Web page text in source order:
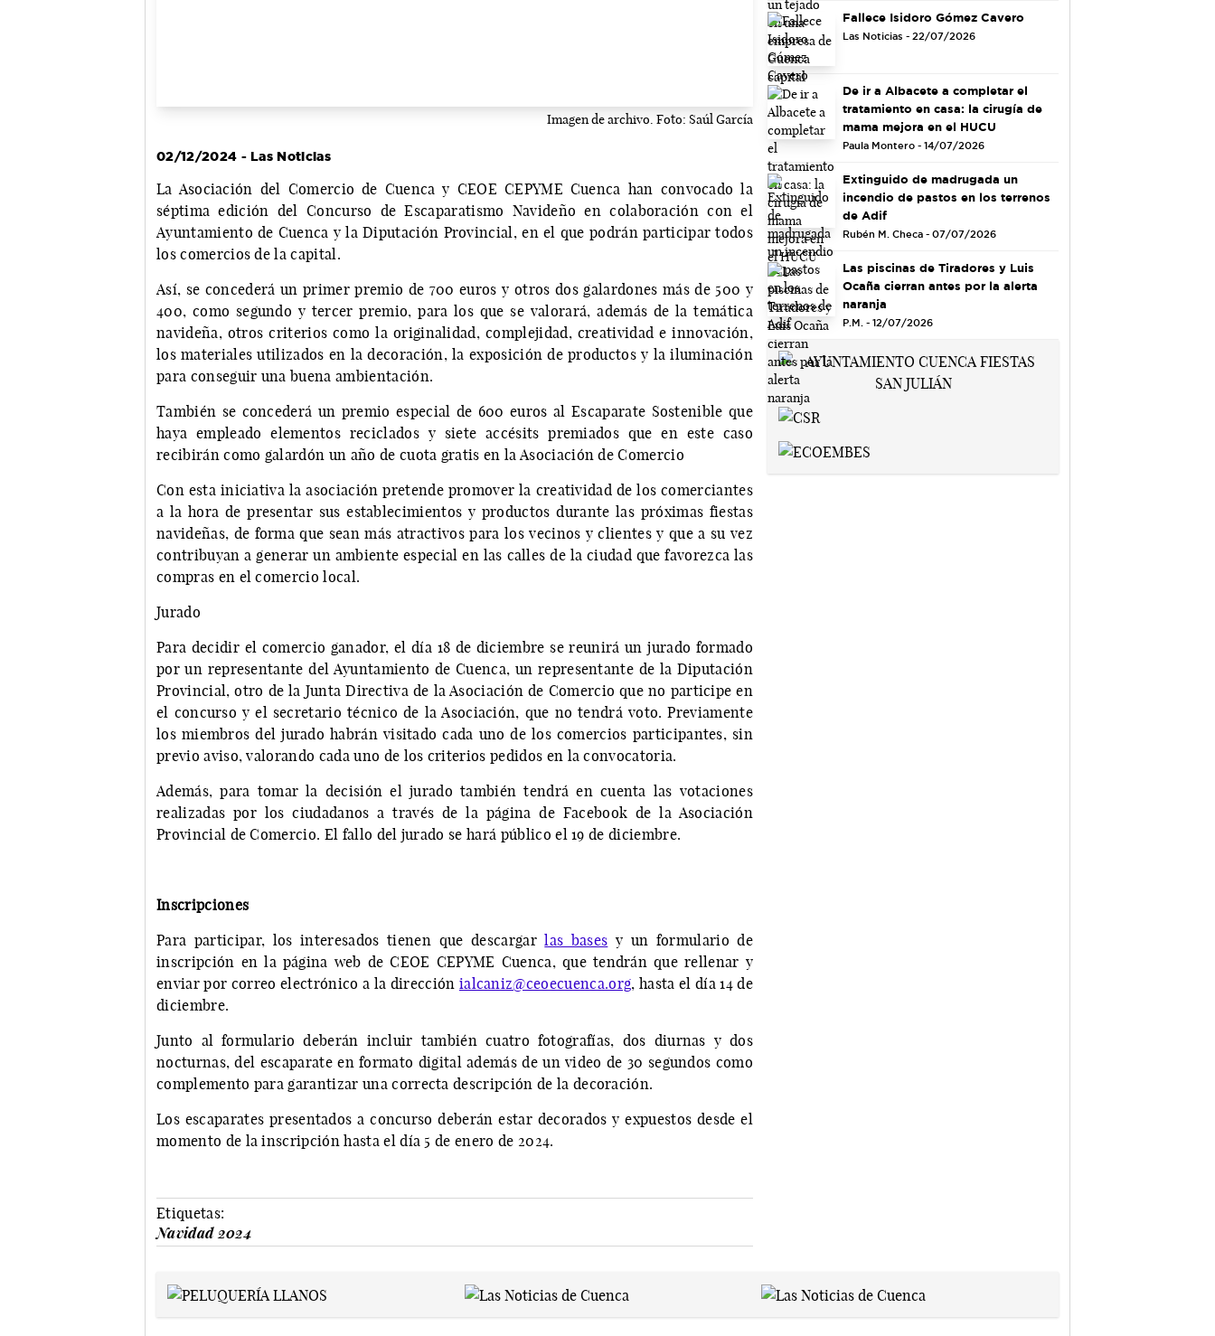
Imagen de archivo. Foto: Saúl García
02/12/2024 - Las Noticias
La Asociación del Comercio de Cuenca y CEOE CEPYME Cuenca han convocado la
séptima edición del Concurso de Escaparatismo Navideño en colaboración con el
Ayuntamiento de Cuenca y la Diputación Provincial, en el que podrán participar todos
los comercios de la capital.
Así, se concederá un primer premio de 700 euros y otros dos galardones más de 500 y
400, como segundo y tercer premio, para los que se valorará, además de la temática
navideña, otros criterios como la originalidad, complejidad, creatividad e innovación,
los materiales utilizados en la decoración, la exposición de productos y la iluminación
para conseguir una buena ambientación.
También se concederá un premio especial de 600 euros al Escaparate Sostenible que
haya empleado elementos reciclados y siete accésits premiados que en este caso
recibirán como galardón un año de cuota gratis en la Asociación de Comercio
Con esta iniciativa la asociación pretende promover la creatividad de los comerciantes
a la hora de presentar sus establecimientos y productos durante las próximas fiestas
navideñas, de forma que sean más atractivos para los vecinos y clientes y que a su vez
contribuyan a generar un ambiente especial en las calles de la ciudad que favorezca las
compras en el comercio local.
Jurado
Para decidir el comercio ganador, el día 18 de diciembre se reunirá un jurado formado
por un representante del Ayuntamiento de Cuenca, un representante de la Diputación
Provincial, otro de la Junta Directiva de la Asociación de Comercio que no participe en
el concurso y el secretario técnico de la Asociación, que no tendrá voto. Previamente
los miembros del jurado habrán visitado cada uno de los comercios participantes, sin
previo aviso, valorando cada uno de los criterios pedidos en la convocatoria.
Además, para tomar la decisión el jurado también tendrá en cuenta las votaciones
realizadas por los ciudadanos a través de la página de Facebook de la Asociación
Provincial de Comercio. El fallo del jurado se hará público el 19 de diciembre.
Inscripciones
Para participar, los interesados tienen que descargarlas bases y un formulario de
inscripción en la página web de CEOE CEPYME Cuenca, que tendrán que rellenar y
enviar por correo electrónico a la dirección ialcaniz@ceoecuenca.org, hasta el día 14 de
diciembre.
Junto al formulario deberán incluir también cuatro fotografías, dos diurnas y dos
nocturnas, del escaparate en formato digital además de un video de 30 segundos como
complemento para garantizar una correcta descripción de la decoración.
Los escaparates presentados a concurso deberán estar decorados y expuestos desde el
momento de la inscripción hasta el día 5 de enero de 2024.
Etiquetas:
Navidad 2024
Fallece Isidoro Gómez Cavero
Las Noticias - 22/07/2026
De ir a Albacete a completar el
tratamiento en casa: la cirugía de
mama mejora en el HUCU
Paula Montero - 14/07/2026
Extinguido de madrugada un
incendio de pastos en los terrenos
de Adif
Rubén M. Checa - 07/07/2026
Las piscinas de Tiradores y Luis
Ocaña cierran antes por la alerta
naranja
P.M. - 12/07/2026